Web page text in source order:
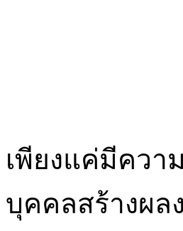
เพียงแค่มีควา
บุคคลสร้างผล